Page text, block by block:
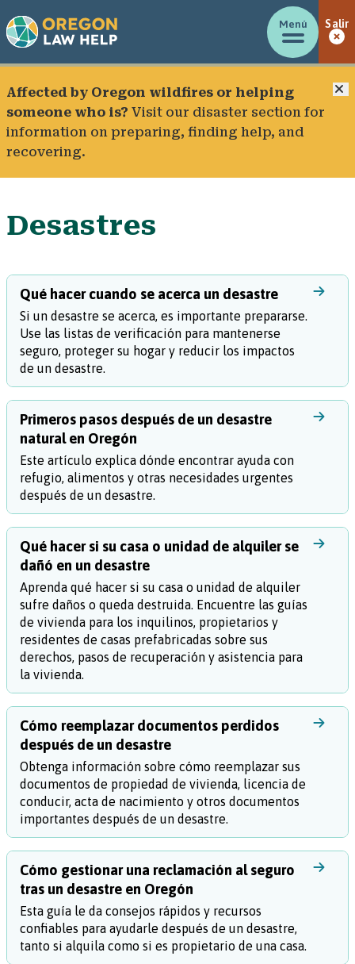
Menú Salir
Affected by Oregon wildfires or helping
someone who is? Visit our disaster section for
information on preparing, finding help, and
recovering.
Desastres
Qué hacer cuando se acerca un desastre
Si un desastre se acerca, es importante prepararse.
Use las listas de verificación para mantenerse
seguro, proteger su hogar y reducir los impactos
de un desastre.
Primeros pasos después de un desastre
natural en Oregón
Este artículo explica dónde encontrar ayuda con
refugio, alimentos y otras necesidades urgentes
después de un desastre.
Qué hacer si su casa o unidad de alquiler se
dañó en un desastre
Aprenda qué hacer si su casa o unidad de alquiler
sufre daños o queda destruida. Encuentre las guías
de vivienda para los inquilinos, propietarios y
residentes de casas prefabricadas sobre sus
derechos, pasos de recuperación y asistencia para
la vivienda.
Cómo reemplazar documentos perdidos
después de un desastre
Obtenga información sobre cómo reemplazar sus
documentos de propiedad de vivienda, licencia de
conducir, acta de nacimiento y otros documentos
importantes después de un desastre.
Cómo gestionar una reclamación al seguro
tras un desastre en Oregón
Esta guía le da consejos rápidos y recursos
confiables para ayudarle después de un desastre,
tanto si alquila como si es propietario de una casa.